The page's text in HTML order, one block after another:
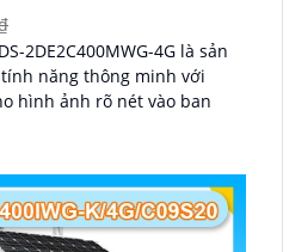
2DE2C400MWG-4G là sản
năng thông minh với
hình ảnh rõ nét vào ban